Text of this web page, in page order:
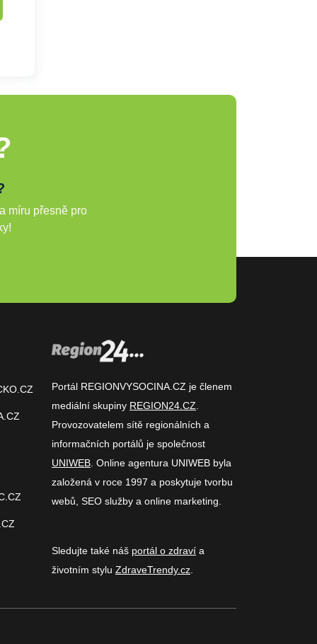
míru přesně pro
Portál REGIONVYSOCINA.CZ je členem
mediální skupiny REGION24.CZ
Provozovatelem sítě regionálních a
informačních portálů je společnost
UNIWEB . Online agentura UNIWEB byla
založená v roce 1997 a poskytuje tvorbu
webů, SEO služby a online marketing.
Sledujte také náš portál o zdraví a
životním stylu ZdraveTrendy.cz